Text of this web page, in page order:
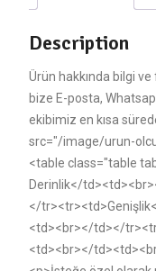
Description
Ürün hakkında bilgi
bize E-posta,
ekibimiz en kısa
src="/image/urun-
<table class="table
Derinlik</
</
<td><br></td></
<td><br></